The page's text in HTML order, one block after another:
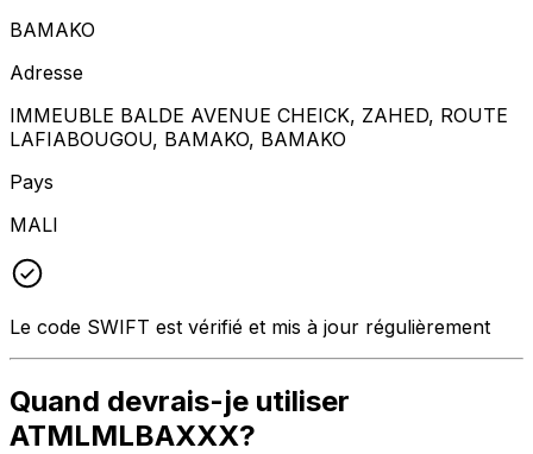
BAMAKO
Adresse
IMMEUBLE BALDE AVENUE CHEICK, ZAHED, ROUTE
LAFIABOUGOU, BAMAKO, BAMAKO
Pays
MALI
Le code SWIFT est vérifié et mis à jour régulièrement
Quand devrais-je utiliser
ATMLMLBAXXX?